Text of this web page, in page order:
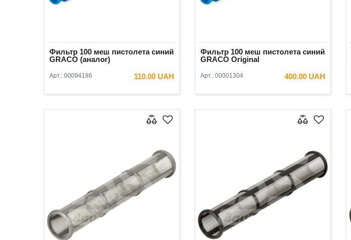
Фильтр 100 меш пистолета синий
GRACO (аналог)
Арт.: 00094186 110.00 UAH
В КОРЗИНУ
Фильтр 100 меш пистолета синий
GRACO Original
Арт.: 00001304 400.00 UAH
В КОРЗИНУ